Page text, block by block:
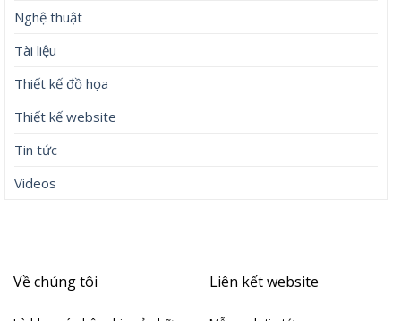
Nghệ thuật
Tài liệu
Thiết kế đồ họa
Thiết kế website
Tin tức
Videos
Về chúng tôi Liên kết website